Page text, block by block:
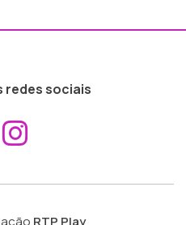
redes sociais
Aceder ao
RTP Play